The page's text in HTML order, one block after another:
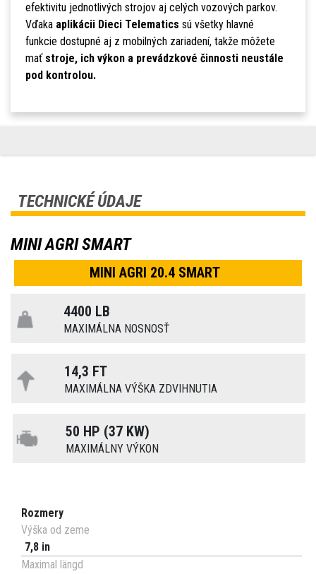
efektivitu jednotlivých strojov aj celých vozových parkov.
Vďaka aplikácii Dieci Telematics sú všetky hlavné
funkcie dostupné aj z mobilných zariadení, takže môžete
mať stroje, ich výkon a prevádzkové činnosti neustále
pod kontrolou.
TECHNICKÉ ÚDAJE
MINI AGRI SMART
MINI AGRI 20.4 SMART
4400 LB
MAXIMÁLNA NOSNOSŤ
14,3 FT
MAXIMÁLNA VÝŠKA ZDVIHNUTIA
50 HP (37 KW)
MAXIMÁLNY VÝKON
Rozmery
Výška od zeme
7,8 in
Maximal längd